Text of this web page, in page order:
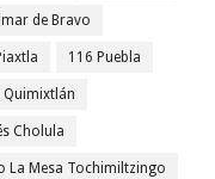
de Bravo
116 Puebla
Quimixtlán
Cholula
La Mesa Tochimiltzingo